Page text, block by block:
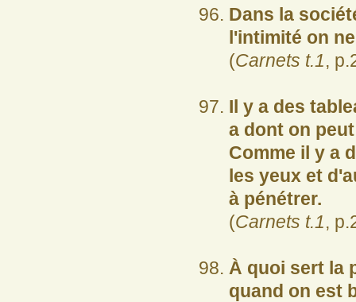
Dans la
l'intimité on
(Carnets t.1,
Il y a des
a dont on
Comme il y a
les yeux et
à pénétrer.
(Carnets t.1,
À quoi sert la
quand on est